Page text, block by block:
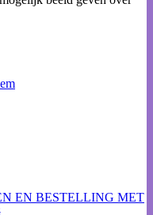
EN BESTELLING MET